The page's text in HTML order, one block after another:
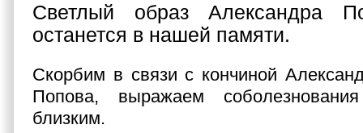
Светлый образ Александра
останется в нашей памяти.
Скорбим в связи с кончиной
Попова, выражаем
близким.